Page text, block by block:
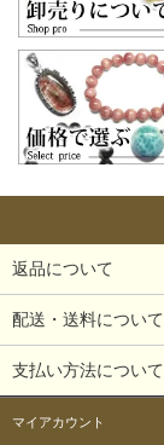
返品について
配送・送料について
支払い方法について
マイアカウント